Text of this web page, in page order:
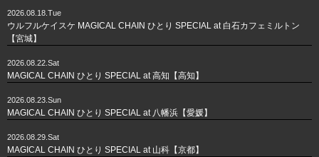
2026.08.18.Tue
ウルフルケイスケ MAGICAL CHAIN ひとり SPECIAL at 白石カフェミルトン
【宮城】
2026.08.22.Sat
MAGICAL CHAIN ひとり SPECIAL at 高知【高知】
2026.08.23.Sun
MAGICAL CHAIN ひとり SPECIAL at 八幡浜【愛媛】
2026.08.29.Sat
MAGICAL CHAIN ひとり SPECIAL at 山科【京都】